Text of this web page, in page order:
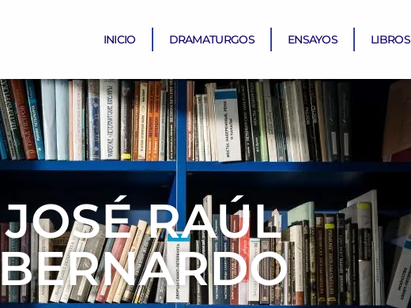
INICIO DRAMATURGOS ENSAYOS LIBROS
JOSÉ RAÚL
BERNARDO